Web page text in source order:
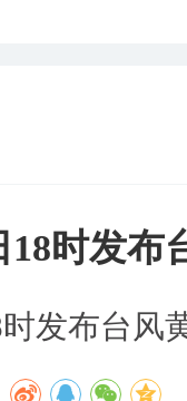
18时发布
发布台风